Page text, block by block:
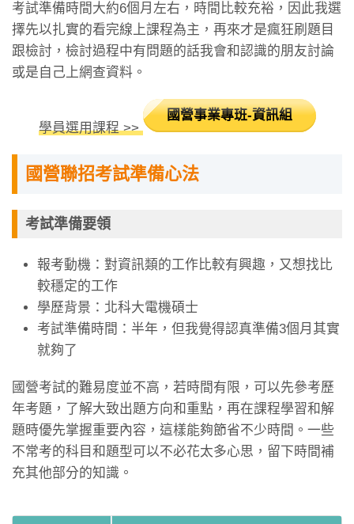
考試準備時間大約6個月左右，時間比較充裕，因此我選
擇先以扎實的看完線上課程為主，再來才是瘋狂刷題目
跟檢討，檢討過程中有問題的話我會和認識的朋友討論
或是自己上網查資料。
學員選用課程 >>
國營事業專班-資訊組
國營聯招考試準備心法
考試準備要領
報考動機：對資訊類的工作比較有興趣，又想找比
較穩定的工作
學歷背景：北科大電機碩士
考試準備時間：半年，但我覺得認真準備3個月其實
就夠了
國營考試的難易度並不高，若時間有限，可以先參考歷
年考題，了解大致出題方向和重點，再在課程學習和解
題時優先掌握重要內容，這樣能夠節省不少時間。一些
不常考的科目和題型可以不必花太多心思，留下時間補
充其他部分的知識。